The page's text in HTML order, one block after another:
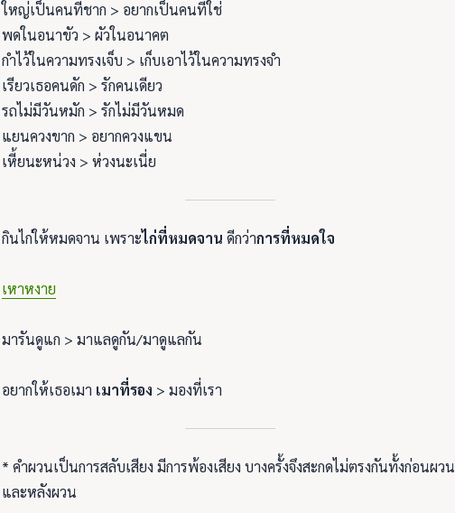
ใหญ่เป็นคนที่ชาก > อยากเป็นคนที่ใช่
พดในอนาขัว > ผัวในอนาคต
กำไว้ในความทรงเจ็บ > เก็บเอาไว้ในความทรงจำ
เรียวเธอคนดัก > รักคนเดียว
รถไม่มีวันหมัก > รักไม่มีวันหมด
แยนควงขาก > อยากควงแขน
เหี้ยนะหน่วง > ห่วงนะเนี่ย
กินไก่ให้หมดจาน เพราะไก่ที่หมดจาน ดีกว่าการที่หมดใจ
เหาหงาย
มารันดูแก > มาแลดูกัน/มาดูแลกัน
อยากให้เธอเมา เมาที่รอง > มองที่เรา
* คำผวนเป็นการสลับเสียง มีการพ้องเสียง บางครั้งจึงสะกดไม่ตรงกันทั้งก่อนผวน
และหลังผวน